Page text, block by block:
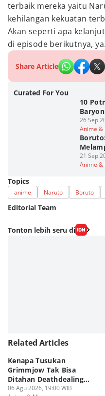
terbaik mereka yaitu
kehilangan kekuatan
Akan seperti apa
di episode berikutnya, ya.
Share Article
Curated For You
10
26 Sep
Anime &
21 Sep
Anime &
Topics
anime Naruto Boruto
Editorial Team
Editor
Fahrul Razi Uni Nurullah
Tonton lebih seru di
Related Articles
Kenapa Tusukan
Grimmjow Tak Bisa
Ditahan Deathdealing
Askin Bleach?
06 Agu 2026, 19:00 WIB